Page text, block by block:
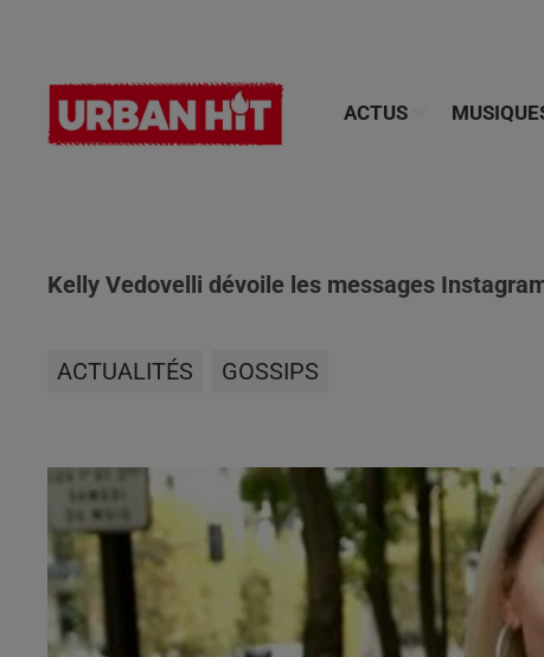
ACTUS
Kelly Vedovelli dévoile les messages
ACTUALITÉS GOSSIPS